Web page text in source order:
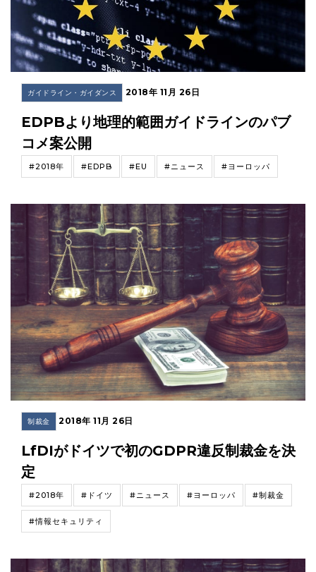
ガイドライン・ガイダンス 2018年 11月 26日
EDPBより地理的範囲ガイドラインのパブ
コメ案公開
#2018年 #EDPB #EU #ニュース #ヨーロッパ
制裁金 2018年 11月 26日
LfDIがドイツで初のGDPR違反制裁金を決
定
#2018年 #ドイツ #ニュース #ヨーロッパ #制裁金
#情報セキュリティ